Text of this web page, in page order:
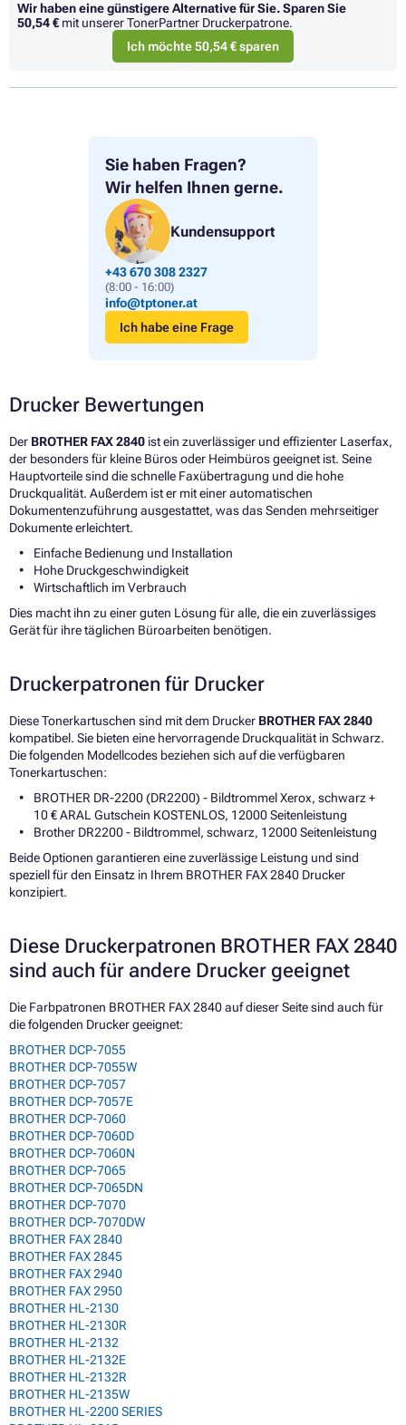
Sie haben Fragen?
Wir helfen Ihnen gerne.
Kundensupport
+43 670 308 2327
(8:00 - 16:00)
info@tptoner.at
Ich habe eine Frage
Wir haben eine günstigere Alternative für Sie.Sparen Sie
50,54 € mit unserer TonerPartner Druckerpatrone.
Ich möchte 50,54 € sparen
Drucker Bewertungen
Der BROTHER FAX 2840 ist ein zuverlässiger und effizienter Laserfax,
der besonders für kleine Büros oder Heimbüros geeignet ist. Seine
Hauptvorteile sind die schnelle Faxübertragung und die hohe
Druckqualität. Außerdem ist er mit einer automatischen
Dokumentenzuführung ausgestattet, was das Senden mehrseitiger
Dokumente erleichtert.
Einfache Bedienung und Installation
Hohe Druckgeschwindigkeit
Wirtschaftlich im Verbrauch
Dies macht ihn zu einer guten Lösung für alle, die ein zuverlässiges
Gerät für ihre täglichen Büroarbeiten benötigen.
Druckerpatronen für Drucker
Diese Tonerkartuschen sind mit dem Drucker BROTHER FAX 2840
kompatibel. Sie bieten eine hervorragende Druckqualität in Schwarz.
Die folgenden Modellcodes beziehen sich auf die verfügbaren
Tonerkartuschen:
BROTHER DR-2200 (DR2200) - Bildtrommel Xerox, schwarz +
10 € ARAL Gutschein KOSTENLOS, 12000 Seitenleistung
Brother DR2200 - Bildtrommel, schwarz, 12000 Seitenleistung
Beide Optionen garantieren eine zuverlässige Leistung und sind
speziell für den Einsatz in Ihrem BROTHER FAX 2840 Drucker
konzipiert.
Diese Druckerpatronen BROTHER FAX 2840
sind auch für andere Drucker geeignet
Die Farbpatronen BROTHER FAX 2840 auf dieser Seite sind auch für
die folgenden Drucker geeignet:
BROTHER DCP-7055
BROTHER DCP-7055W
BROTHER DCP-7057
BROTHER DCP-7057E
BROTHER DCP-7060
BROTHER DCP-7060D
BROTHER DCP-7060N
BROTHER DCP-7065
BROTHER DCP-7065DN
BROTHER DCP-7070
BROTHER DCP-7070DW
BROTHER FAX 2840
BROTHER FAX 2845
BROTHER FAX 2940
BROTHER FAX 2950
BROTHER HL-2130
BROTHER HL-2130R
BROTHER HL-2132
BROTHER HL-2132E
BROTHER HL-2132R
BROTHER HL-2135W
BROTHER HL-2200 SERIES